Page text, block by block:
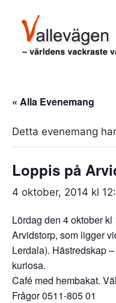
innehåll
« Alla Evenemang
Detta evenemang
Loppis på
4 oktober, 2014 kl
Lördag den 4 oktober
Arvidstorp, som ligger
Lerdala). Hästredskap
kuriosa.
Café med hembakat.
Frågor 0511-805 01